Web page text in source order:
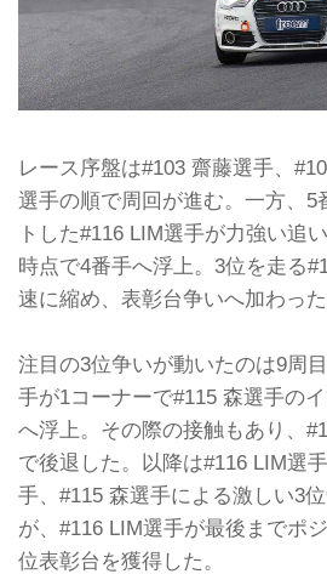
レース序盤は#103 齋藤選手、
選手の順で周回が進む。一方、5
トした#116 LIM選手が力強い追
時点で4番手へ浮上。3位を走る
速に縮め、表彰台争いへ加わった
注目の3位争いが動いたのは9周
手が1コーナーで#115 森選手の
へ浮上。その際の接触もあり、
で後退した。以降は#116 LIM選
手、#115 森選手による激しい3
が、#116 LIM選手が最後までポ
位表彰台を獲得した。